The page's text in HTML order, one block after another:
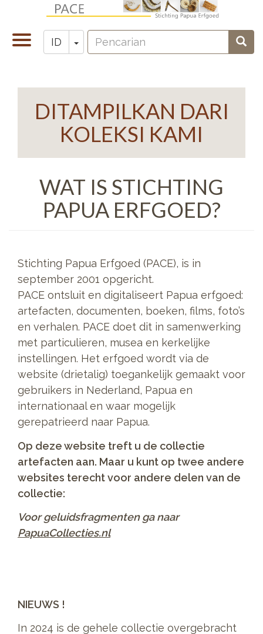
Toggle
navigation
ID Toggle Dropdown
Zoeken
Pencarian
DITAMPILKAN DARI
KOLEKSI KAMI
WAT IS STICHTING
PAPUA ERFGOED?
Stichting Papua Erfgoed (PACE), is in
september 2001 opgericht.
PACE ontsluit en digitaliseert Papua erfgoed:
artefacten, documenten, boeken, films, foto’s
en verhalen. PACE doet dit in samenwerking
met particulieren, musea en kerkelijke
instellingen. Het erfgoed wordt via de
website (drietalig) toegankelijk gemaakt voor
gebruikers in Nederland, Papua en
internationaal en waar mogelijk
gerepatrieerd naar Papua.
Op deze website treft u de collectie
artefacten aan. Maar u kunt op twee andere
websites terecht voor andere delen van de
collectie:
Voor geluidsfragmenten ga naar
PapuaCollecties.nl
NIEUWS !
In 2024 is de gehele collectie overgebracht